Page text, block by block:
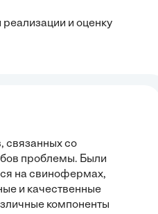
и оценку
связанных со
проблемы. Были
на свинофермах,
и качественные
компоненты